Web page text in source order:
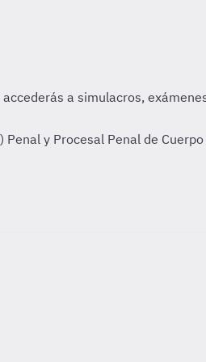
y Procesal Penal de